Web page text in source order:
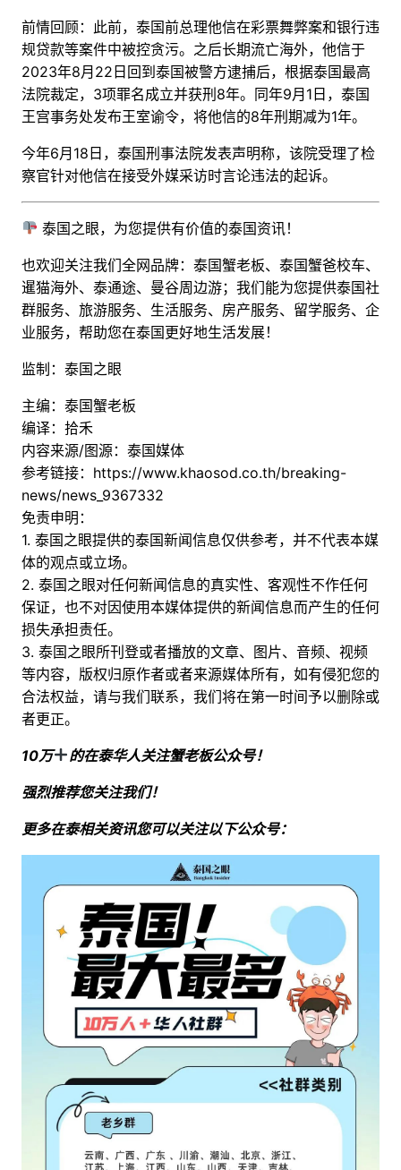
前情回顾：此前， 泰国前总理他信在彩票舞弊案和银行违
规贷款等案件中被控贪污。 之后长期流亡海外， 他信于
2023年8月22日回到泰国被警方逮捕后，根据泰国最高
法院裁定，3项罪名成立并获刑8年。同年9月1日，泰国
王宫事务处发布王室谕令，将他信的8年刑期减为1年。
今年6月18日，泰国刑事法院发表声明称，该院受理了检
察官针对他信在接受外媒采访时言论违法的起诉。
泰国之眼，为您提供有价值的泰国资讯！
也欢迎关注我们全网品牌：泰国蟹老板、泰国蟹爸校车、
暹猫海外、泰通途、曼谷周边游； 我们能为您提供泰国社
群服务、旅游服务、生活服务、房产服务、留学服务、企
业服务，帮助您在泰国更好地生活发展！
监制：泰国之眼
主编：泰国蟹老板
编译：拾禾
内容来源/图源：泰国媒体
参考链接：https://www.khaosod.co.th/breaking-
news/news_9367332
免责申明：
1. 泰国之眼提供的泰国新闻信息仅供参考，并不代表本媒
体的观点或立场。
2. 泰国之眼对任何新闻信息的真实性、客观性不作任何
保证，也不对因使用本媒体提供的新闻信息而产生的任何
损失承担责任。
3. 泰国之眼所刊登或者播放的文章、图片、音频、视频
等内容，版权归原作者或者来源媒体所有，如有侵犯您的
合法权益，请与我们联系，我们将在第一时间予以删除或
者更正。
10万 的在泰华人关注蟹老板公众号！
强烈推荐您关注我们！
更多在泰相关资讯您可以关注以下公众号：